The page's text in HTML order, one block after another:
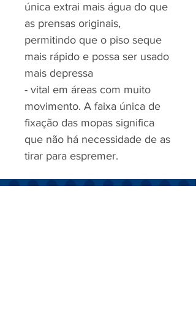
única extrai mais água do que
as prensas originais,
permitindo que o piso seque
mais rápido e possa ser usado
mais depressa
- vital em áreas com muito
movimento. A faixa única de
fixação das mopas significa
que não há necessidade de as
tirar para espremer.